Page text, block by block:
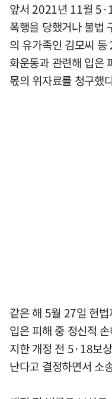
앞서 2021년 11월
폭행을 당했거나 불법
의 유가족인 김모씨
화운동과 관련해 입은
몫의 위자료를 청구했
같은 해 5월 27일 헌
입은 피해 중 정신적
지한 개정 전 5·18보
난다고 결정하면서 소